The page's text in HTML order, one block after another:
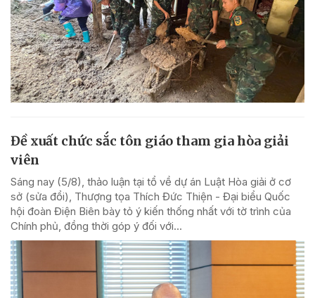
Đề xuất chức sắc tôn giáo tham gia hòa giải
viên
Sáng nay (5/8), thảo luận tại tổ về dự án Luật Hòa giải ở cơ
sở (sửa đổi), Thượng tọa Thích Đức Thiện - Đại biểu Quốc
hội đoàn Điện Biên bày tỏ ý kiến thống nhất với tờ trình của
Chính phủ, đồng thời góp ý đối với...